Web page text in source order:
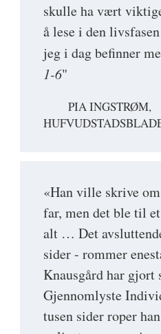
skulle ha vært
å lese i den
jeg i dag befinner
1-6"
PIA INGSTRØM,
«Han ville skrive
far, men det ble til
alt … Det
sider - rommer
Knausgård har gjort
Gjennomlyste
tusen sider roper